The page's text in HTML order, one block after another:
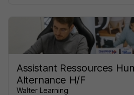
Assistant Ressources
Alternance H/F
Walter Learning